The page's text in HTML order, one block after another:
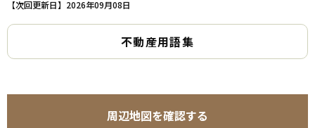
【次回更新日】2026年09月08日
不動産用語集
周辺地図を確認する